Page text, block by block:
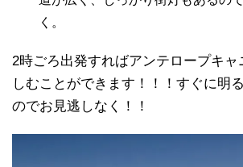
く。
2時ごろ出発すればアンテロープキャ
しむことができます！！！すぐに明
のでお見逃しなく！！